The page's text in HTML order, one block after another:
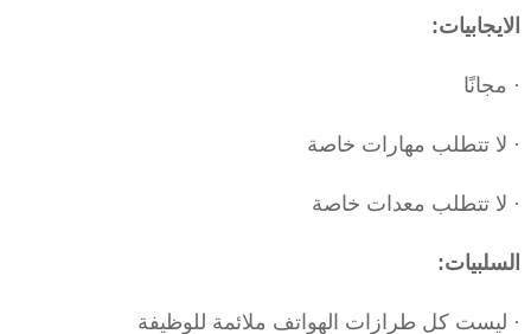
الايجابيات:
· مجانًا
· لا تتطلب مهارات خاصة
· لا تتطلب معدات خاصة
السلبيات:
· ليست كل طرازات الهواتف ملائمة للوظيفة